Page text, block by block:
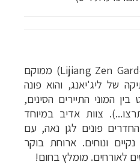
(Lijiang Zen Garden Hotel) ממוקם
של ליג'יאנג, והוא פונה
המוני התיירים הסינים,
צוות אדיב במיוחד
פונים לגן נאה, עם
ונוחים. ארוחת בוקר
לאורחים. מומלץ בחום!